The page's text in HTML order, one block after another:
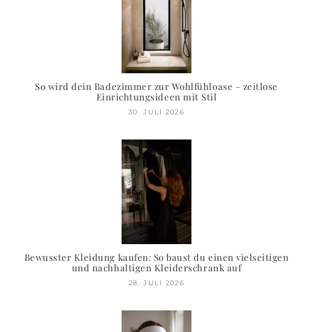
So wird dein Badezimmer zur Wohlfühloase – zeitlose
Einrichtungsideen mit Stil
30. JULI 2026
Bewusster Kleidung kaufen: So baust du einen vielseitigen
und nachhaltigen Kleiderschrank auf
28. JULI 2026